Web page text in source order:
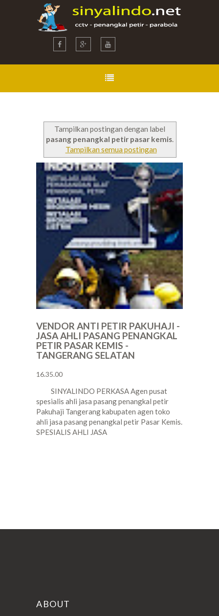
Tampilkan postingan dengan label
pasang penangkal petir pasar kemis.
Tampilkan semua postingan
VENDOR ANTI PETIR PAKUHAJI -
JASA AHLI PASANG PENANGKAL
PETIR PASAR KEMIS -
TANGERANG SELATAN
16.35.00
SINYALINDO PERKASA Agen pusat
spesialis ahli jasa pasang penangkal petir
Pakuhaji Tangerang kabupaten agen toko
ahli jasa pasang penangkal petir Pasar Kemis.
SPESIALIS AHLI JASA
ABOUT